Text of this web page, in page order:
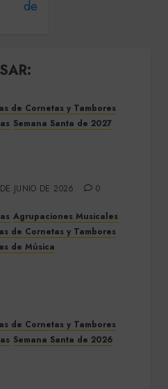
de Cornetas y Tambores
Semana Santa de 2027
JUNIO DE 2026 0
Agrupaciones Musicales
de Cornetas y Tambores
de Música
MAYO DE 2026 0
de Cornetas y Tambores
Semana Santa de 2026